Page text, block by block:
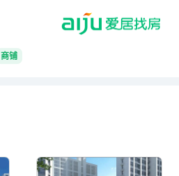
商铺